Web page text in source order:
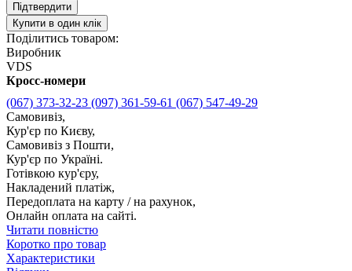
Підтвердити
Купити в один клік
Поділитись товаром:
Виробник
VDS
Кросс-номери
(067) 373-32-23 (097) 361-59-61 (067) 547-49-29
Самовивіз,
Кур'єр по Києву,
Самовивіз з Пошти,
Кур'єр по Україні.
Готівкою кур'єру,
Накладений платіж,
Передоплата на карту / на рахунок,
Онлайн оплата на сайті.
Читати повністю
Коротко про товар
Характеристики